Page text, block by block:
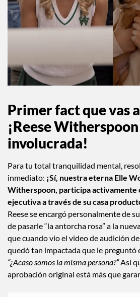
Primer fact que vas
¡Reese
involucrada!
Para tu total tranquilidad mental,
inmediato: ¡Sí, nuestra eterna Elle
Witherspoon, participa activamente
ejecutiva a través de su casa
Reese se encargó personalmente de
de pasarle “la antorcha rosa” a la
que cuando vio el video de audición
quedó tan impactada que le preguntó
“¿Acaso somos la misma persona?”Así
aprobación original está más que